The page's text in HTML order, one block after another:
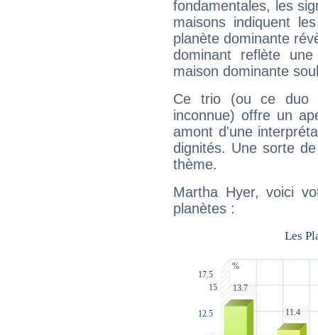
fondamentales, les
maisons indiquent
planète dominante
dominant reflète
maison dominante
Ce trio (ou ce duo
inconnue) offre un
amont d'une
dignités. Une sorte
thème.
Martha Hyer, voici
planètes :